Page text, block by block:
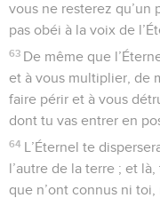
vous ne resterez qu’un
pas obéi à la voix de
63 De même que
et à vous multiplier, de
faire périr et à vous
dont tu vas entrer en
64 L’Éternel te
l’autre de la terre ; et
que n’ont connus ni